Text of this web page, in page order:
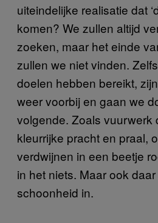
uiteindelijke realisatie dat
komen? We zullen altijd
zoeken, maar het einde
zullen we niet vinden.
doelen hebben bereikt,
weer voorbij en gaan we
volgende. Zoals vuurwerk
kleurrijke pracht en praal,
verdwijnen in een beetje
in het niets. Maar ook
schoonheid in.